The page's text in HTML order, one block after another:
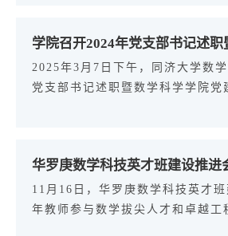
书记围绕“十四五”规划完成情况、
项、国内院校数学学科相关数据对
汇报。与会教师围绕十五五学院发
学院召开2024年党支部书记述职
2025年3月7日下午，同济大学数
党支部书记述职暨数学科学学院党
101会议室举行。活动由学院党委
党支部书记述职，2名教工支部书
书记围绕支部年度中心工作开展情
阐述本支部年度基础党务开展情况
绩、凝练的工作特色、开创的党
11月16日，华罗庚数学科技英才
年教师参与数学拔尖人才和卓越工
模式研讨会在江苏省常州市金坛